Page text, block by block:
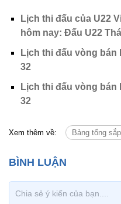
Lịch thi đấu của U22
hôm nay: Đấu U22
Lịch thi đấu vòng bán
32
Lịch thi đấu vòng bán
32
Xem thêm về: Bảng tổng